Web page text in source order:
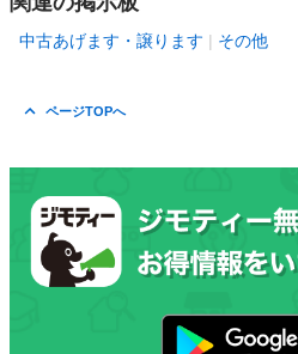
中古あげます・譲ります その他
ページTOPへ